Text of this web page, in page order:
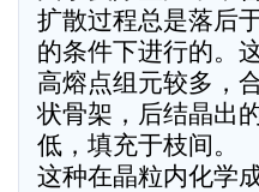
扩散过程总是落后
的条件下进行的。
高熔点组元较多，
状骨架，后结晶出
低，填充于枝间。
这种在晶粒内化学